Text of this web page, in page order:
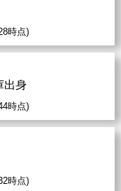
割る寸前で三笘が
込んだ。
目のメキシコ戦
イレクトでゴー
時点)
出身
時点)
時点)